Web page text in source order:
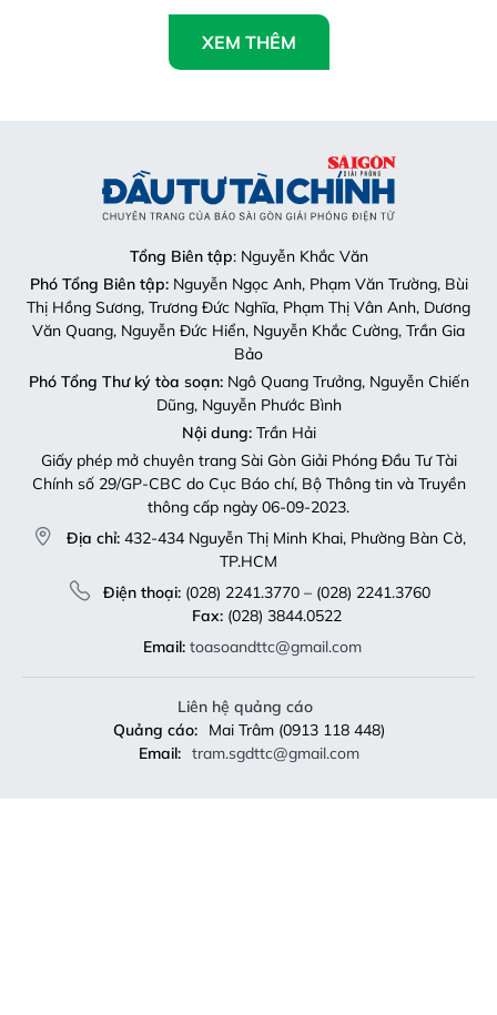
XEM THÊM
Tổng Biên tập: Nguyễn Khắc Văn
Phó Tổng Biên tập:Nguyễn Ngọc Anh, Phạm Văn Trường, Bùi
Thị Hồng Sương, Trương Đức Nghĩa, Phạm Thị Vân Anh, Dương
Văn Quang, Nguyễn Đức Hiển, Nguyễn Khắc Cường, Trần Gia
Bảo
Phó Tổng Thư ký tòa soạn:Ngô Quang Trưởng, Nguyễn Chiến
Dũng, Nguyễn Phước Bình
Nội dung:Trần Hải
Giấy phép mở chuyên trang Sài Gòn Giải Phóng Đầu Tư Tài
Chính số 29/GP-CBC do Cục Báo chí, Bộ Thông tin và Truyền
thông cấp ngày 06-09-2023.
Địa chỉ: 432-434 Nguyễn Thị Minh Khai, Phường Bàn Cờ,
TP.HCM
Điện thoại:(028) 2241.3770 – (028) 2241.3760
Fax:(028) 3844.0522
Email: toasoandttc@gmail.com
Liên hệ quảng cáo
Quảng cáo:
Mai Trâm (0913 118 448)
Email: tram.sgdttc@gmail.com